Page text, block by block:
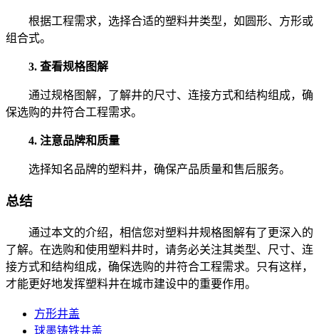
根据工程需求，选择合适的塑料井类型，如圆形、方形或
组合式。
3. 查看规格图解
通过规格图解，了解井的尺寸、连接方式和结构组成，确
保选购的井符合工程需求。
4. 注意品牌和质量
选择知名品牌的塑料井，确保产品质量和售后服务。
总结
通过本文的介绍，相信您对塑料井规格图解有了更深入的
了解。在选购和使用塑料井时，请务必关注其类型、尺寸、连
接方式和结构组成，确保选购的井符合工程需求。只有这样，
才能更好地发挥塑料井在城市建设中的重要作用。
方形井盖
球墨铸铁井盖